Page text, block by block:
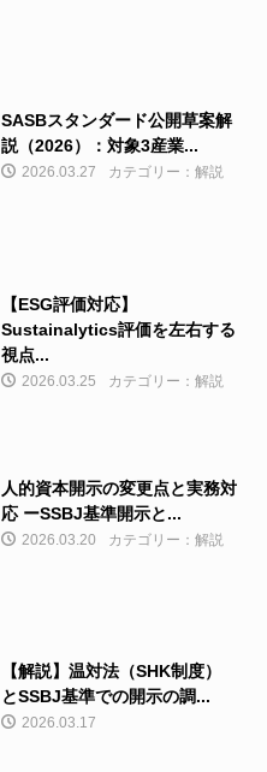
SASBスタンダード公開草案解
説（2026）：対象3産業...
2026.03.27 カテゴリー：解説
【ESG評価対応】
Sustainalytics評価を左右する
視点...
2026.03.25 カテゴリー：解説
人的資本開示の変更点と実務対
応 ーSSBJ基準開示と...
2026.03.20 カテゴリー：解説
【解説】温対法（SHK制度）
とSSBJ基準での開示の調...
2026.03.17